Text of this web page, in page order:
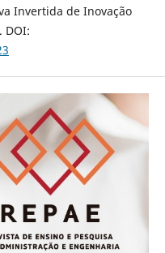
Invertida de Inovação
DOI: